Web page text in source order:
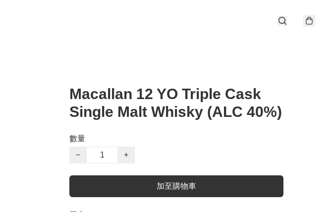
Macallan 12 YO Triple Cask
Single Malt Whisky (ALC 40%)
數量
−
+
加至購物車